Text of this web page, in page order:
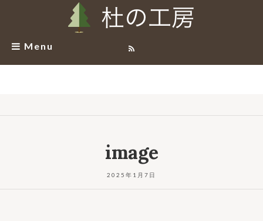
Menu
image
2025年1月7日